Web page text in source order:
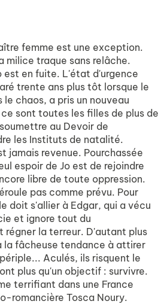
femme est une exception.
milice traque sans relâche.
est en fuite. L'état d'urgence
trente ans plus tôt lorsque le
le chaos, a pris un nouveau
sont toutes les filles de plus de
au Devoir de
les Instituts de natalité.
jamais revenue. Pourchassée
espoir de Jo est de rejoindre
libre de toute oppression.
pas comme prévu. Pour
doit s'allier à Edgar, qui a vécu
et ignore tout du
régner la terreur. D'autant plus
la fâcheuse tendance à attirer
Aculés, ils risquent le
plus qu'un objectif : survivre.
terrifiant dans une France
romancière Tosca Noury.